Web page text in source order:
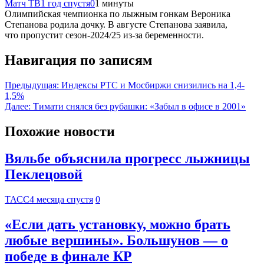
Матч ТВ1 год спустя01 минуты
Олимпийская чемпионка по лыжным гонкам Вероника
Степанова родила дочку. В августе Степанова заявила,
что пропустит сезон‑2024/25 из‑за беременности.
Навигация по записям
Предыдущая: Индексы РТС и Мосбиржи снизились на 1,4-
1,5%
Далее: Тимати снялся без рубашки: «Забыл в офисе в 2001»
Похожие новости
Вяльбе объяснила прогресс лыжницы
Пеклецовой
ТАСС4 месяца спустя 0
«Если дать установку, можно брать
любые вершины». Большунов — о
победе в финале КР